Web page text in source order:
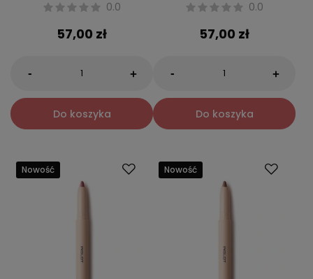
0.0
57,00 zł
- +
Do koszyka
0.0
57,00 zł
- +
Do koszyka
Nowość Nowość